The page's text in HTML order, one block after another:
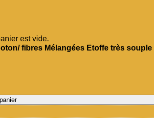
est vide.
fibres Mélangées Etoffe très